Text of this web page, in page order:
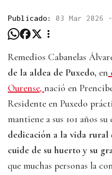
Publicado: 03 Mar 2026
Remedios Cabanelas
de la aldea de Puxedo, en
Ourense, nació en
Residente en Puxedo
mantiene a sus 101 años
dedicación a la vida rural
cuide de su huerto y su
que muchas personas la